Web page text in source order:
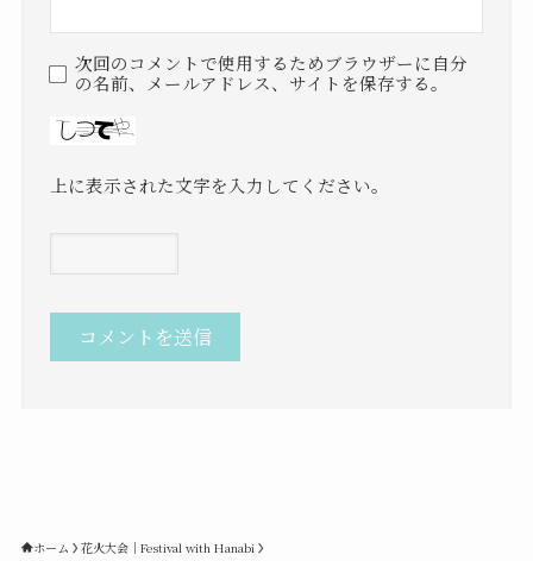
次回のコメントで使用するためブラウザーに自分
の名前、メールアドレス、サイトを保存する。
上に表示された文字を入力してください。
ホーム 花火大会｜Festival with Hanabi